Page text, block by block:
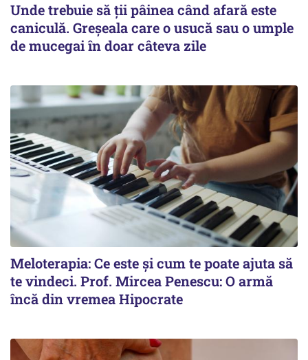
Unde trebuie să ții pâinea când afară este
caniculă. Greșeala care o usucă sau o umple
de mucegai în doar câteva zile
Meloterapia: Ce este și cum te poate ajuta să
te vindeci. Prof. Mircea Penescu: O armă
încă din vremea Hipocrate